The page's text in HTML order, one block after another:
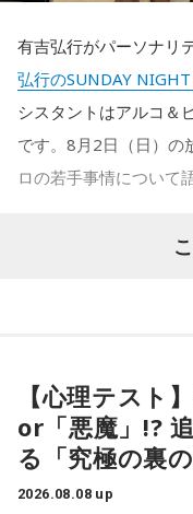
て、時間をつくれる選
ね。
◆世界で戦うために必
藤木：今回、日本代表
きていたと思います
っぱり“個の力”が必要
世界で見ても、日本だ
かったと考えると、（
を示す人、ブレーンが
福田：そういう見方も
出しジャンケンだ」と
いうと、自分たちが変
す」「だったらこう対
そうすると、対応され
も試合中に。ですから
有吉弘行がパーソナリ
弘行のSUNDAY NIGHT
シスタントはアルコ＆
です。8月2日（日）の
ロの若手事情について
◆太田プロの若手芸人
有吉は、若手芸人と接
とがあると切り出し、
【心理テスト
or「悪魔」!?
る「究極の裏
2026.08.08 up